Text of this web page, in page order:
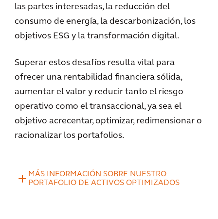
las partes interesadas, la reducción del
consumo de energía, la descarbonización, los
objetivos ESG y la transformación digital.
Superar estos desafíos resulta vital para
ofrecer una rentabilidad financiera sólida,
aumentar el valor y reducir tanto el riesgo
operativo como el transaccional, ya sea el
objetivo acrecentar, optimizar, redimensionar o
racionalizar los portafolios.
MÁS INFORMACIÓN SOBRE NUESTRO
PORTAFOLIO DE ACTIVOS OPTIMIZADOS